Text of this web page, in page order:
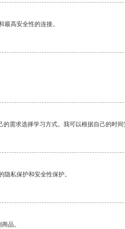
高安全性的连接。
需求选择学习方式。我可以根据自己的时间
私保护和安全性保护。
品。